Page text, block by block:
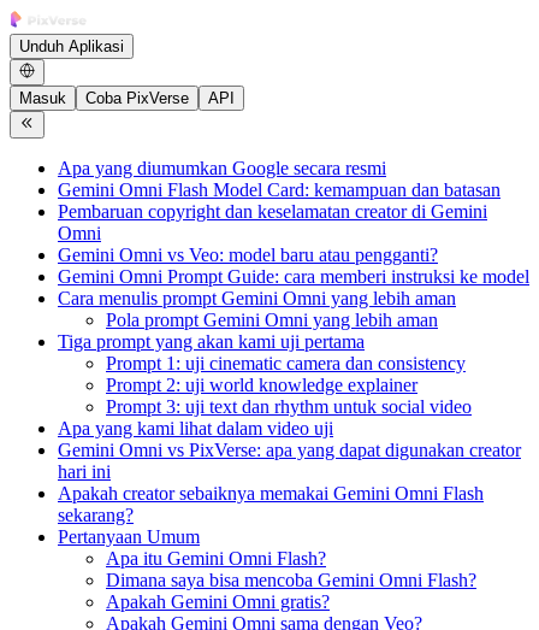
Unduh Aplikasi
Masuk Coba PixVerse API
Apa yang diumumkan Google secara resmi
Gemini Omni Flash Model Card: kemampuan dan batasan
Pembaruan copyright dan keselamatan creator di Gemini
Omni
Gemini Omni vs Veo: model baru atau pengganti?
Gemini Omni Prompt Guide: cara memberi instruksi ke model
Cara menulis prompt Gemini Omni yang lebih aman
Pola prompt Gemini Omni yang lebih aman
Tiga prompt yang akan kami uji pertama
Prompt 1: uji cinematic camera dan consistency
Prompt 2: uji world knowledge explainer
Prompt 3: uji text dan rhythm untuk social video
Apa yang kami lihat dalam video uji
Gemini Omni vs PixVerse: apa yang dapat digunakan creator
hari ini
Apakah creator sebaiknya memakai Gemini Omni Flash
sekarang?
Pertanyaan Umum
Apa itu Gemini Omni Flash?
Dimana saya bisa mencoba Gemini Omni Flash?
Apakah Gemini Omni gratis?
Apakah Gemini Omni sama dengan Veo?